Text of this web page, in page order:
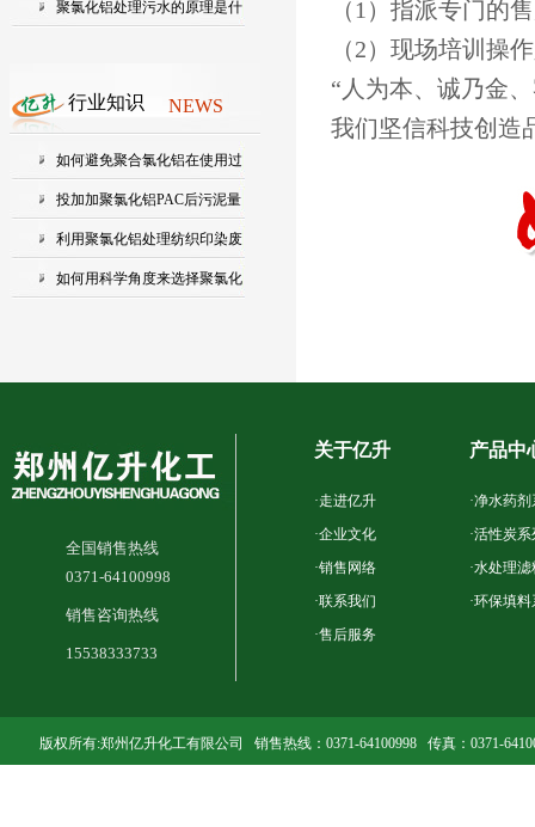
么？...
聚氯化铝处理污水的原理是什
NEWS
行业知识
如何避免聚合氯化铝在使用过
程中...
投加加聚氯化铝PAC后污泥量
会增加...
利用聚氯化铝处理纺织印染废
水的...
如何用科学角度来选择聚氯化
（1）指派专门的
（2）现场培训操
“人为本、诚乃金
我们坚信科技创造
全国销售热线
0371-64100998
销售咨询热线
15538333733
关于亿升
·走进亿升
·企业文化
·销售网络
·联系我们
·售后服务
产品中
·净水药剂
·活性炭系
·水处理滤
·环保填料
版权所有:郑州亿升化工有限公司 销售热线：0371-64100998 传真：0371-